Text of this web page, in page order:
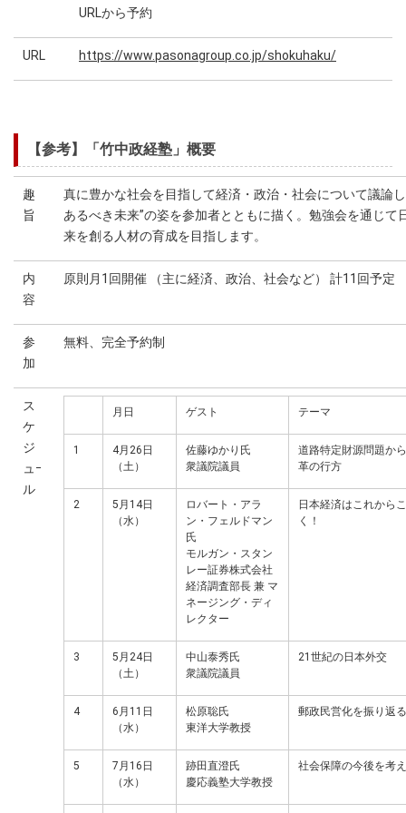
URLから予約
URL https://www.pasonagroup.co.jp/shokuhaku/
【参考】「竹中政経塾」概要
趣
旨
真に豊かな社会を目指して経済・政治・社会について議論
あるべき未来”の姿を参加者とともに描く。勉強会を通じて
来を創る人材の育成を目指します。
内
容
原則月1回開催 （主に経済、政治、社会など） 計11回予定
参
加
無料、完全予約制
ス
ケ
ジ
ュｰ
ル
月日 ゲスト テーマ
1
4月26日
（土）
佐藤ゆかり氏
衆議院議員
道路特定財源問題か
革の行方
2
5月14日
（水）
ロバート・アラ
ン・フェルドマン
氏
モルガン・スタン
レー証券株式会社
経済調査部長 兼 マ
ネージング・ディ
レクター
日本経済はこれから
く！
3
5月24日
（土）
中山泰秀氏
衆議院議員
21世紀の日本外交
4
6月11日
（水）
松原聡氏
東洋大学教授
郵政民営化を振り返る
5
7月16日
（水）
跡田直澄氏
慶応義塾大学教授
社会保障の今後を考